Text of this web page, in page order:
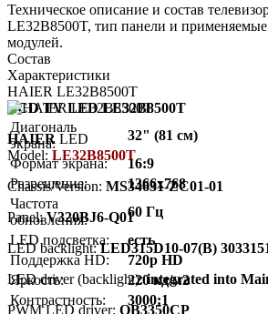
Техническое описание и состав
LE32B8500T, тип панели и
модулей.
Состав
Характеристики
HAIER LE32B8500T
LCD TV LED LE32B8500T
Диагональ
экрана:
32" (81 см)
Формат экрана:
16:9
Разрешение:
1366x768
Частота
обновления:
60 Гц
LED подсветка:
есть
Поддержка HD:
720p HD
Яркость:
220 кд/м2
Контрастность:
3000:1
HAIER LED
Model: LE32B8500T
Chassis/Version: MS34631-ZC01-01
Panel:V320BJ6-Q01
LED backlight:LED315D10-07(B)
LED driver (backlight):integrated into
PWM LED driver: OB3350CP